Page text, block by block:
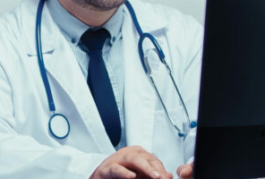
Hebdo25